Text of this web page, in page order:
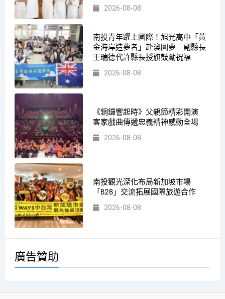
2026-08-08
南投青年躍上國際！旭光高中「黃
金海岸造夢者」赴澳圓夢 副縣長
王瑞德代許縣長授旗鼓勵祝福
2026-08-08
《銅鑼響起時》父親節精彩開演
客家戲曲傳遞忠義精神感動全場
2026-08-08
南投觀光深化布局新加坡市場
「B2B」交流拓展國際旅遊合作
2026-08-08
廣告贊助